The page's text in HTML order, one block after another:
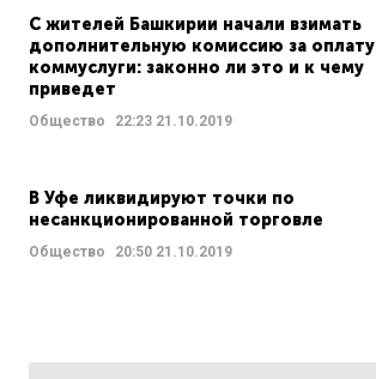
С жителей Башкирии начали взимать
дополнительную комиссию за оплату
коммуслуги: законно ли это и к чему
приведет
Общество 22:23 21.10.2019
В Уфе ликвидируют точки по
несанкционированной торговле
Общество 20:50 21.10.2019